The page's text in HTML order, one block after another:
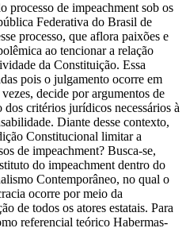
processo de impeachment sob os
Federativa do Brasil de
processo, que aflora paixões e
ao tencionar a relação
da Constituição. Essa
pois o julgamento ocorre em
decide por argumentos de
critérios jurídicos necessários à
Diante desse contexto,
Constitucional limitar a
de impeachment? Busca-se,
do impeachment dentro do
Contemporâneo, no qual o
ocorre por meio da
de todos os atores estatais. Para
referencial teórico Habermas-